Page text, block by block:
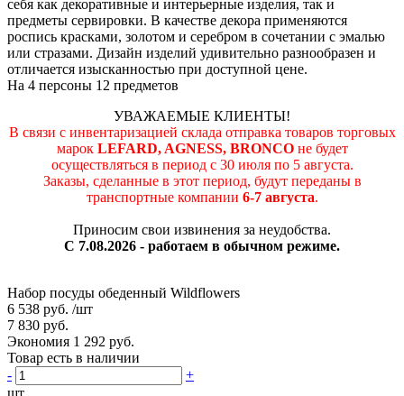
себя как декоративные и интерьерные изделия, так и
предметы сервировки. В качестве декора применяются
роспись красками, золотом и серебром в сочетании с эмалью
или стразами. Дизайн изделий удивительно разнообразен и
отличается изысканностью при доступной цене.
На 4 персоны 12 предметов
УВАЖАЕМЫЕ КЛИЕНТЫ!
В связи с инвентаризацией склада отправка товаров торговых
марок LEFARD, AGNESS, BRONCOне будет
осуществляться в период c 30 июля по 5 августа.
Заказы, сделанные в этот период, будут переданы в
транспортные компании 6-7 августа.
Приносим свои извинения за неудобства.
С 7.08.2026 - работаем в обычном режиме.
Набор посуды обеденный Wildflowers
6 538 руб. /шт
7 830 руб.
Экономия 1 292 руб.
Товар есть в наличии
-
+
шт